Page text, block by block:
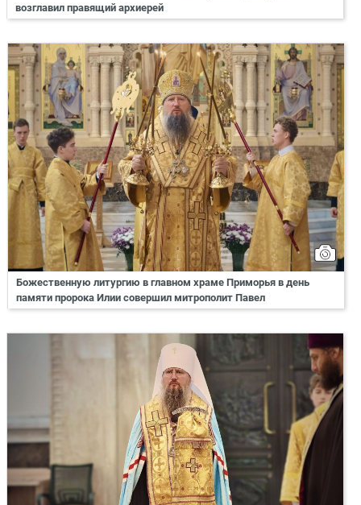
возглавил правящий архиерей
Божественную литургию в главном храме Приморья в день
памяти пророка Илии совершил митрополит Павел